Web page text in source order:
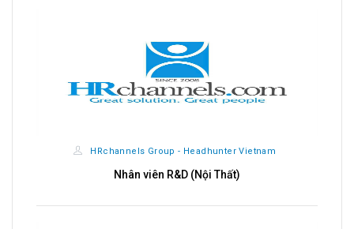
HRchannels Group - Headhunter Vietnam
Nhân viên R&D (Nội Thất)